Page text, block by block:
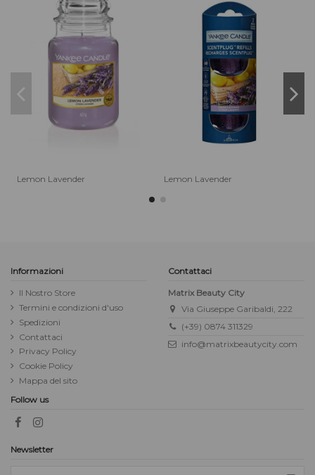
Lemon Lavender Lemon Lavender
Informazioni
Il Nostro Store
Termini e condizioni d'uso
Spedizioni
Contattaci
Privacy Policy
Cookie Policy
Mappa del sito
Contattaci
Matrix Beauty City
Via Giuseppe Garibaldi, 222
(+39) 0874 311329
info@matrixbeautycity.com
Follow us
Newsletter